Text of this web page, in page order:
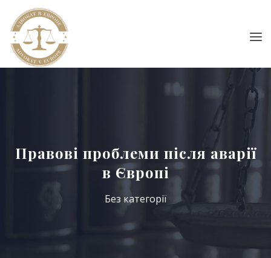
Правові проблеми після аварії
в Європі
Без категорії